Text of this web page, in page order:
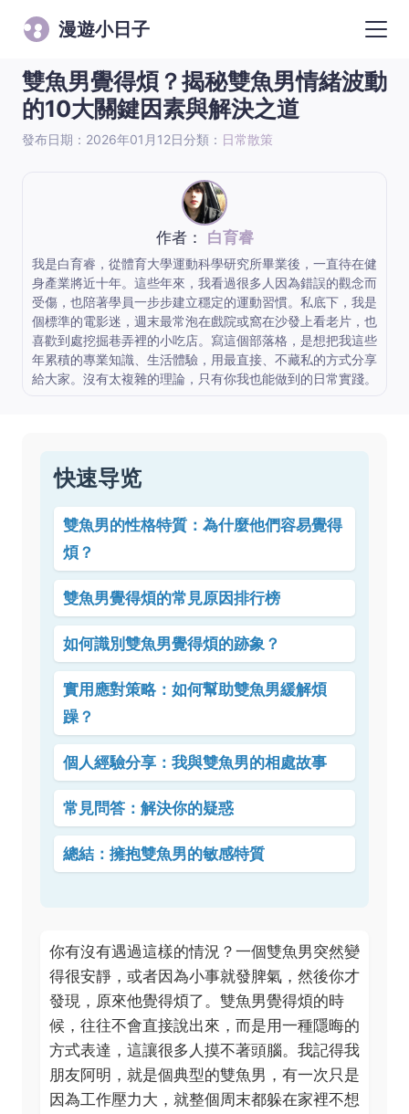
漫遊小日子
雙魚男覺得煩？揭秘雙魚男情緒波動
的10大關鍵因素與解決之道
發布日期：2026年01月12日分類： 日常散策
作者： 白育睿
我是白育睿，從體育大學運動科學研究所畢業後，一直待在健
身產業將近十年。這些年來，我看過很多人因為錯誤的觀念而
受傷，也陪著學員一步步建立穩定的運動習慣。私底下，我是
個標準的電影迷，週末最常泡在戲院或窩在沙發上看老片，也
喜歡到處挖掘巷弄裡的小吃店。寫這個部落格，是想把我這些
年累積的專業知識、生活體驗，用最直接、不藏私的方式分享
給大家。沒有太複雜的理論，只有你我也能做到的日常實踐。
快速导览
雙魚男的性格特質：為什麼他們容易覺得
煩？
雙魚男覺得煩的常見原因排行榜
如何識別雙魚男覺得煩的跡象？
實用應對策略：如何幫助雙魚男緩解煩
躁？
個人經驗分享：我與雙魚男的相處故事
常見問答：解決你的疑惑
總結：擁抱雙魚男的敏感特質
你有沒有遇過這樣的情況？一個雙魚男突然變
得很安靜，或者因為小事就發脾氣，然後你才
發現，原來他覺得煩了。雙魚男覺得煩的時
候，往往不會直接說出來，而是用一種隱晦的
方式表達，這讓很多人摸不著頭腦。我記得我
朋友阿明，就是個典型的雙魚男，有一次只是
因為工作壓力大，就整個周末都躲在家裡不想